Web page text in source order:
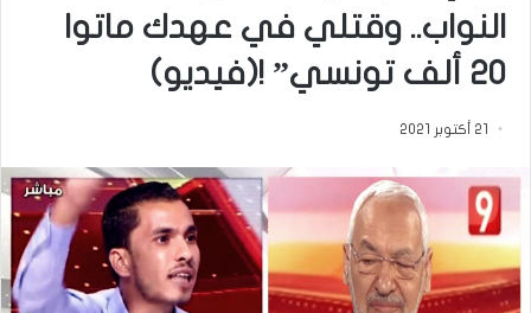
النواب.. وقتلي في عهدك ماتوا
20 ألف تونسي” !(فيديو)
21 أكتوبر 2021